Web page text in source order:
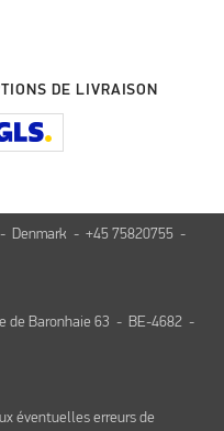
DE LIVRAISON
Denmark - +45 75820755 -
de Baronhaie 63 - BE-4682 -
éventuelles erreurs de